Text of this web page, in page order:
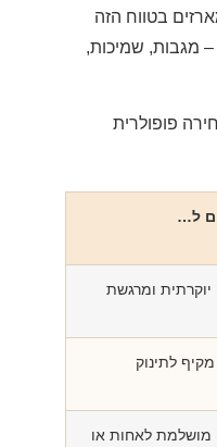
בטווח הזה
– מגבות, שמיכות,
פופולרית
ל…
ומרגשת
לתינוק
מושלמת לאחות או